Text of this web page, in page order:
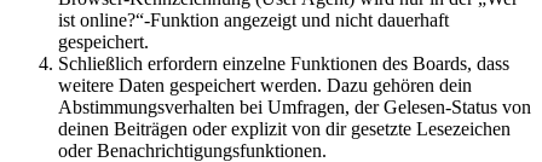
ist online?“-Funktion angezeigt und nicht dauerhaft
gespeichert.
Schließlich erfordern einzelne Funktionen des Boards, dass
weitere Daten gespeichert werden. Dazu gehören dein
Abstimmungsverhalten bei Umfragen, der Gelesen-Status von
deinen Beiträgen oder explizit von dir gesetzte Lesezeichen
oder Benachrichtigungsfunktionen.